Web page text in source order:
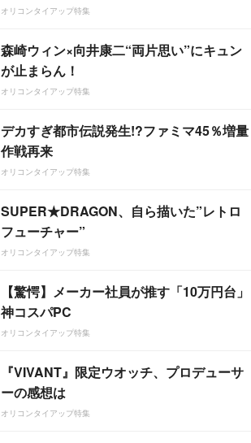
オリコンタイアップ特集
森崎ウィン×向井康二“両片思い”にキュン
が止まらん！
オリコンタイアップ特集
デカすぎ都市伝説発生!?ファミマ45％増量
作戦再来
オリコンタイアップ特集
SUPER★DRAGON、自ら描いた”レトロ
フューチャー”
オリコンタイアップ特集
【驚愕】メーカー社員が推す「10万円台」
神コスパPC
オリコンタイアップ特集
『VIVANT』限定ウオッチ、プロデューサ
ーの感想は
オリコンタイアップ特集